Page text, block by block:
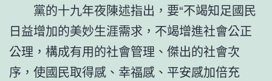
黨的十九年夜陳述指出，要“不竭知足國民
日益增加的美妙生涯需求，不竭增進社會公正
公理，構成有用的社會管理、傑出的社會次
序，使國民取得感、幸福感、平安感加倍充